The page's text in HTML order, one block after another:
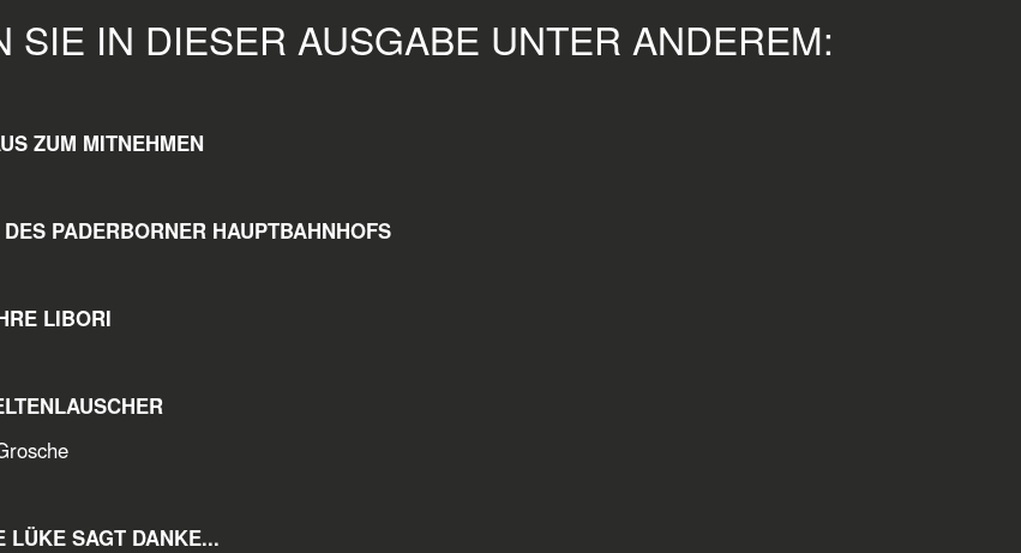
SIE IN DIESER AUSGABE UNTER ANDEREM:
ZUM MITNEHMEN
PADERBORNER HAUPTBAHNHOFS
LIBORI
LÜKE SAGT DANKE...